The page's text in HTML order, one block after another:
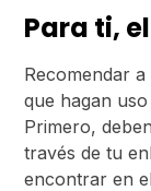
Para ti,
Recomendar
que hagan
Primero,
través de tu
encontrar en